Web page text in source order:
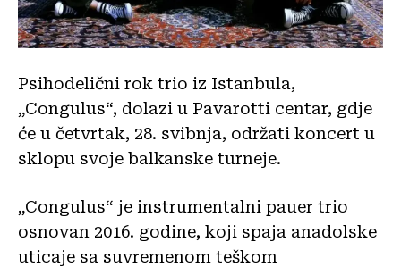
Psihodelični rok trio iz Istanbula,
„Congulus“, dolazi u Pavarotti centar, gdje
će u četvrtak, 28. svibnja, održati koncert u
sklopu svoje balkanske turneje.
„Congulus“ je instrumentalni pauer trio
osnovan 2016. godine, koji spaja anadolske
uticaje sa suvremenom teškom